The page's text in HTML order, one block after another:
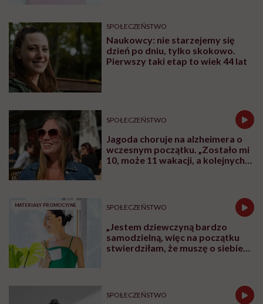
SPOŁECZEŃSTWO
Naukowcy: nie starzejemy się
dzień po dniu, tylko skokowo.
Pierwszy taki etap to wiek 44 lat
SPOŁECZEŃSTWO
Jagoda choruje na alzheimera o
wczesnym początku. „Zostało mi
10, może 11 wakacji, a kolejnych
MATERIAŁY PROMOCYJNE SPOŁECZEŃSTWO
„Jestem dziewczyną bardzo
samodzielną, więc na początku
stwierdziłam, że muszę o siebie
SPOŁECZEŃSTWO